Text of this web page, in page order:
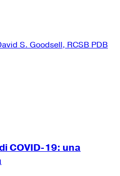
COVID-19: una